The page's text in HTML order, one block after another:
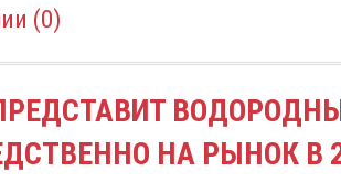
(0)
ПРЕДСТАВИТ
НА РЫНОК В